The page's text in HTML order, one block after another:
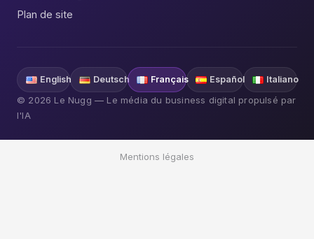
Plan de site
English Deutsch Français Español Italiano
© 2026 Le Nugg — Le média du business digital propulsé par
l'IA
Mentions légales